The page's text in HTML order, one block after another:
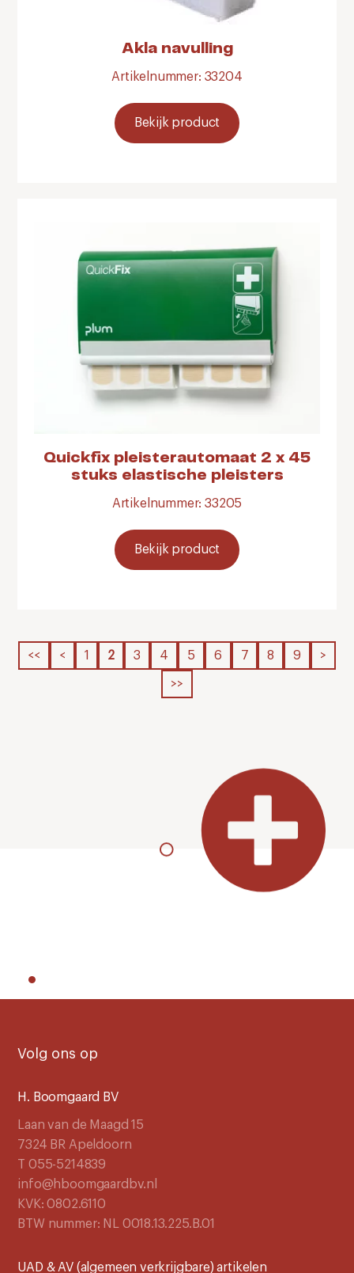
Akla navulling
Artikelnummer: 33204
Bekijk product
Quickfix pleisterautomaat 2 x 45
stuks elastische pleisters
Artikelnummer: 33205
Bekijk product
<< < 1 2 3 4 5 6 7 8 9 >
>>
Volg ons op
H. Boomgaard BV
Laan van de Maagd 15
7324 BR Apeldoorn
T 055-5214839
info@hboomgaardbv.nl
KVK: 0802.6110
BTW nummer: NL 0018.13.225.B.01
UAD & AV (algemeen verkrijgbare) artikelen